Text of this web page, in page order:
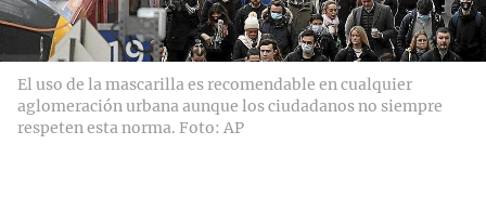
El uso de la mascarilla es recomendable en cualquier
aglomeración urbana aunque los ciudadanos no siempre
respeten esta norma. Foto: AP